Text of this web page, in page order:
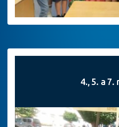
4., 5. a 7.